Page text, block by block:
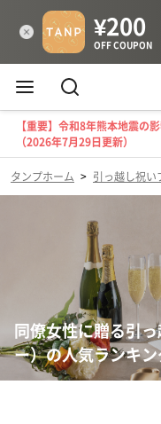
【重要】令和8年熊本地震の
（2026年7月29日更新）
タンプホーム > 引っ越し祝い
同僚女性に贈る引
ー）の人気ランキ